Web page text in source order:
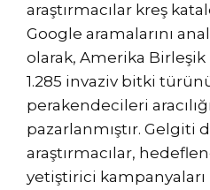
araştırmacılar kreş
Google aramalarını
olarak, Amerika
1.285 invaziv bitki
perakendecileri
pazarlanmıştır. Gelgiti
araştırmacılar,
yetiştirici